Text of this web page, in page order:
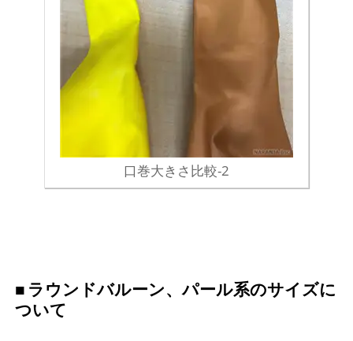
口巻大きさ比較-2
ラウンドバルーン、パール系のサイズに
ついて